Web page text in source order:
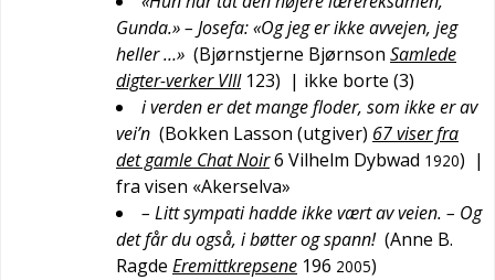
Gunda.» – Josefa: «Og jeg er ikke avvejen, jeg
heller …» (Bjørnstjerne Bjørnson Samlede
digter-verker VIII 123) | ikke borte (3)
i verden er det mange floder, som ikke er av
vei’n (Bokken Lasson (utgiver) 67 viser fra
det gamle Chat Noir6 Vilhelm Dybwad 1920) |
fra visen «Akerselva»
– Litt sympati hadde ikke vært av veien. – Og
det får du også, i bøtter og spann! (Anne B.
Ragde Eremittkrepsene 196 2005)